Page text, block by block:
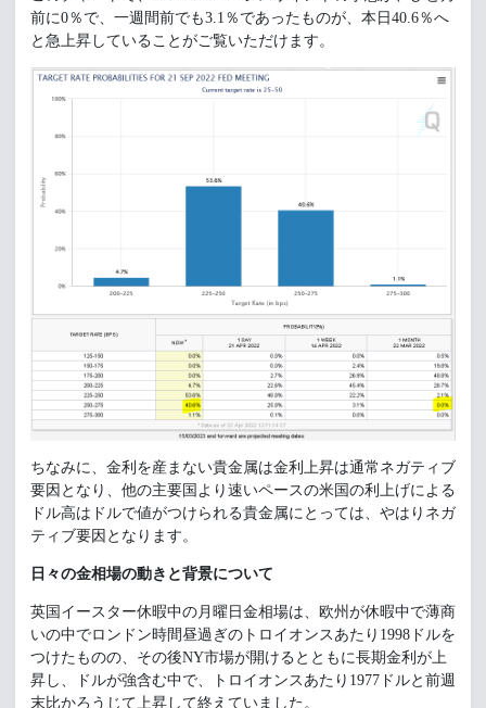
前に0％で、一週間前でも3.1％であったものが、本日40.6％へ
と急上昇していることがご覧いただけます。
ちなみに、金利を産まない貴金属は金利上昇は通常ネガティブ
要因となり、他の主要国より速いペースの米国の利上げによる
ドル高はドルで値がつけられる貴金属にとっては、やはりネガ
ティブ要因となります。
日々の金相場の動きと背景について
英国イースター休暇中の月曜日金相場は、欧州が休暇中で薄商
いの中でロンドン時間昼過ぎのトロイオンスあたり1998ドルを
つけたものの、その後NY市場が開けるとともに長期金利が上
昇し、ドルが強含む中で、トロイオンスあたり1977ドルと前週
末比かろうじて上昇して終えていました。